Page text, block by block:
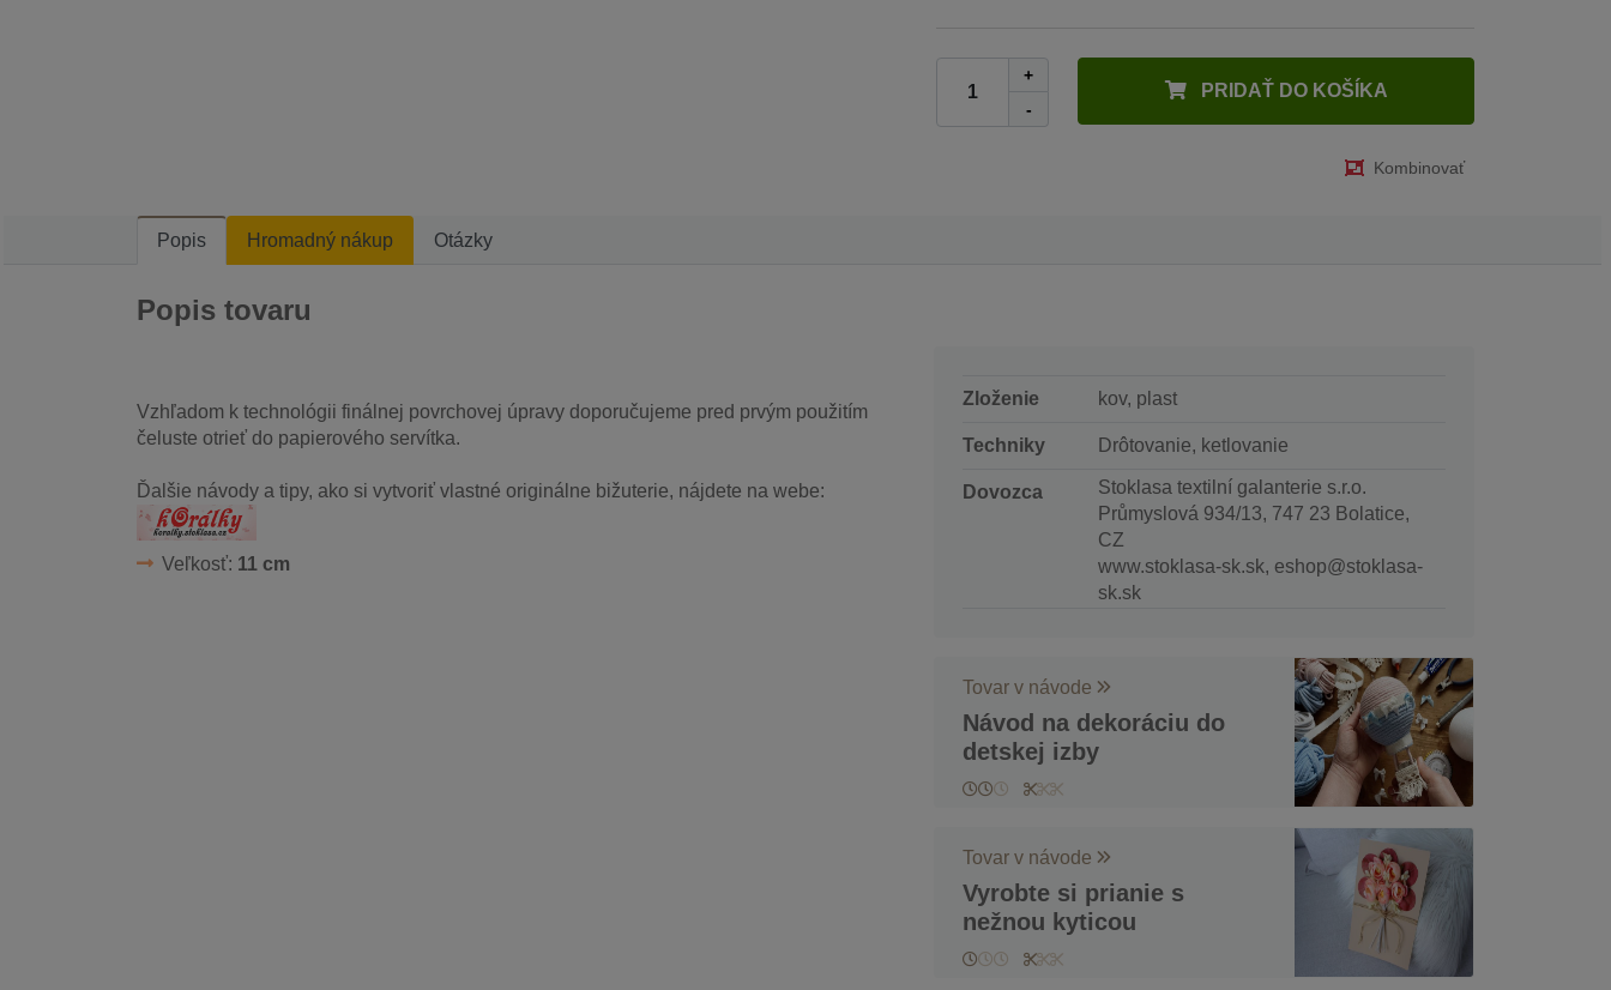
+
-
PRIDAŤ DO KOŠÍKA
Kombinovať
Popis Hromadný nákup Otázky
Popis tovaru
Vzhľadom k technológii finálnej povrchovej úpravy doporučujeme pred prvým použitím
čeluste otrieť do papierového servítka.
Ďalšie návody a tipy, ako si vytvoriť vlastné originálne bižuterie, nájdete na webe:
Veľkosť: 11 cm
Zloženie kov, plast
Techniky Drôtovanie, ketlovanie
Dovozca
Stoklasa textilní galanterie s.r.o.
Průmyslová 934/13, 747 23 Bolatice,
CZ
www.stoklasa-sk.sk, eshop@stoklasa-
sk.sk
Tovar v návode
Návod na dekoráciu do
detskej izby
Tovar v návode
Vyrobte si prianie s
nežnou kyticou